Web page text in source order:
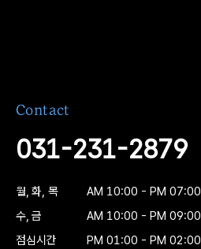
08
09
Contact
031-231-2879
월, 화, 목
AM 10:00 - PM 07:00
수, 금
AM 10:00 - PM 09:00
점심시간
PM 01:00 - PM 02:00